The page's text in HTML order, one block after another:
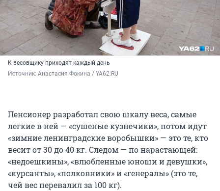
К весовщику приходят каждый день
Источник: Анастасия Фокина / YA62.RU
Пенсионер разработал свою шкалу веса, самые
легкие в ней — «сушеные кузнечики», потом идут
«зимние ленинградские воробышки» — это те, кто
весит от 30 до 40 кг. Следом — по нарастающей:
«недоешкины», «влюбленные юноши и девушки»,
«курсанты», «полковники» и «генералы» (это те,
чей вес перевалил за 100 кг).